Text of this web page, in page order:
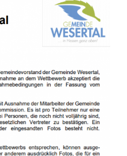
Gemeinde
Wesertal